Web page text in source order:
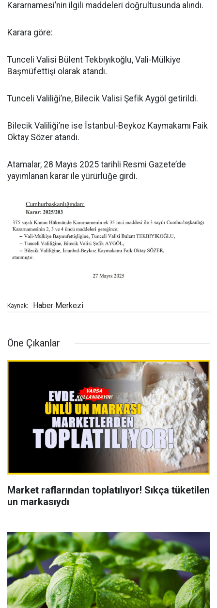
Kararnamesi’nin ilgili maddeleri doğrultusunda alındı.
Karara göre:
Tunceli Valisi Bülent Tekbıyıkoğlu, Vali-Mülkiye
Başmüfettişi olarak atandı.
Tunceli Valiliği’ne, Bilecik Valisi Şefik Aygöl getirildi.
Bilecik Valiliği’ne ise İstanbul-Beykoz Kaymakamı Faik
Oktay Sözer atandı.
Atamalar, 28 Mayıs 2025 tarihli Resmi Gazete’de
yayımlanan karar ile yürürlüğe girdi.
Kaynak: Haber Merkezi
Öne Çıkanlar
Market raflarından toplatılıyor! Sıkça tüketilen
un markasıydı